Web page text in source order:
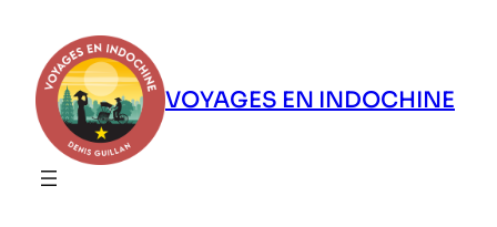
contenu
VOYAGES EN INDOCHINE